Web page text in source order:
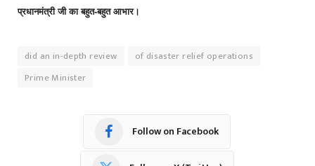
प्रधानमंत्री जी का बहुत-बहुत आभार।
did an in-depth review
of disaster relief operations
Prime Minister
Follow on Facebook